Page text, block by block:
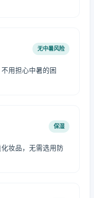
无中暑风险
用担心中暑的困
保湿
妆品，无需选用防